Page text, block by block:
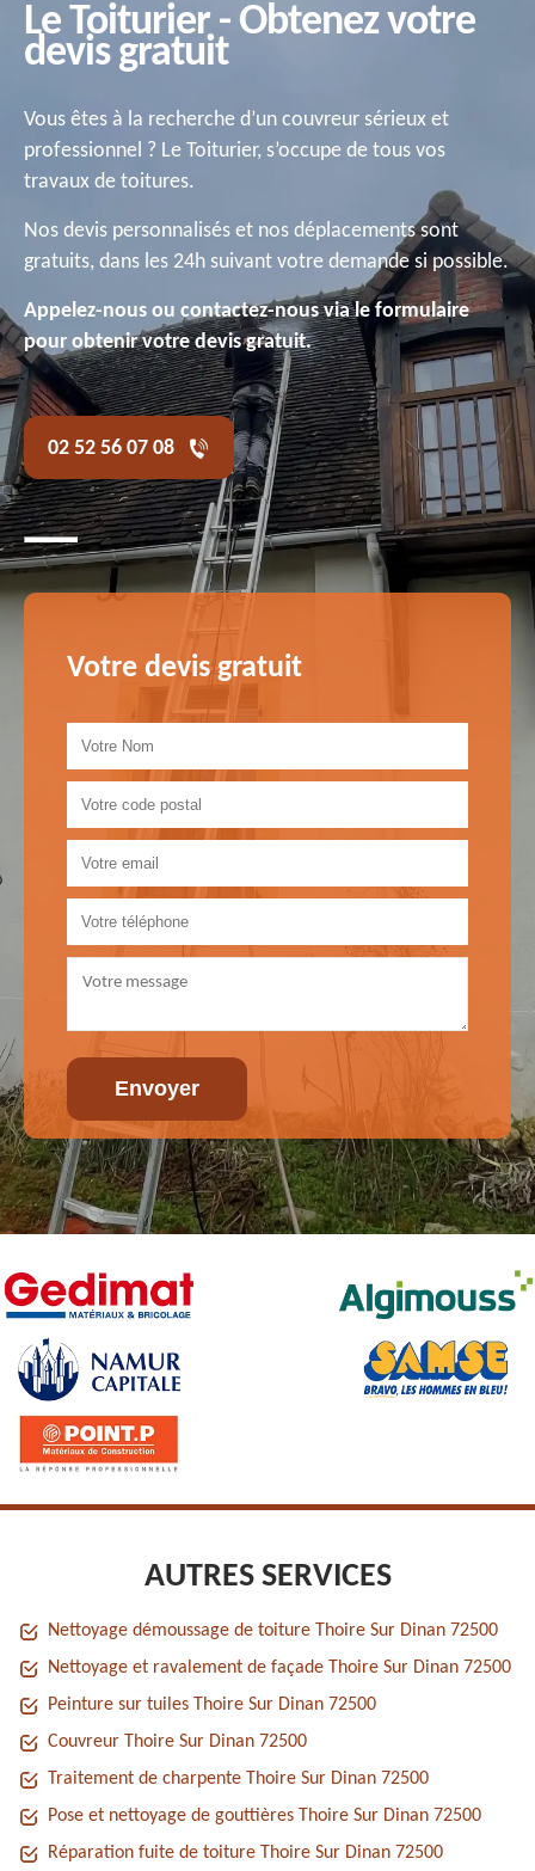
Le Toiturier - Obtenez votre
devis gratuit
Vous êtes à la recherche d’un couvreur sérieux et
professionnel ? Le Toiturier, s’occupe de tous vos
travaux de toitures.
Nos devis personnalisés et nos déplacements sont
gratuits, dans les 24h suivant votre demande si possible.
Appelez-nous ou contactez-nous via le formulaire
pour obtenir votre devis gratuit.
02 52 56 07 08
Votre devis gratuit
AUTRES SERVICES
Nettoyage démoussage de toiture Thoire Sur Dinan 72500
Nettoyage et ravalement de façade Thoire Sur Dinan 72500
Peinture sur tuiles Thoire Sur Dinan 72500
Couvreur Thoire Sur Dinan 72500
Traitement de charpente Thoire Sur Dinan 72500
Pose et nettoyage de gouttières Thoire Sur Dinan 72500
Réparation fuite de toiture Thoire Sur Dinan 72500